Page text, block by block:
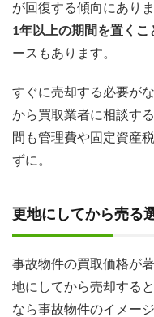
が回復する傾向にあり
1年以上の期間を置く
ースもあります。
すぐに売却する必要が
から買取業者に相談す
間も管理費や固定資産
ずに。
更地にしてから売る
事故物件の買取価格が
地にしてから売却する
なら事故物件のイメー